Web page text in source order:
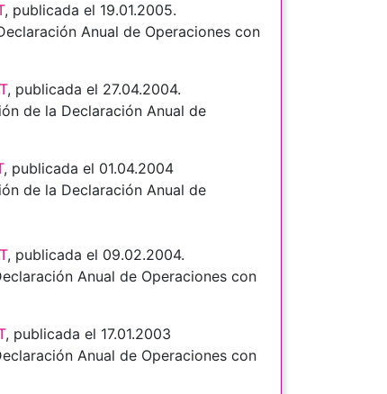
, publicada el 19.01.2005.
Anual de Operaciones con
, publicada el 27.04.2004.
de la Declaración Anual de
, publicada el 01.04.2004
de la Declaración Anual de
, publicada el 09.02.2004.
Anual de Operaciones con
, publicada el 17.01.2003
Anual de Operaciones con